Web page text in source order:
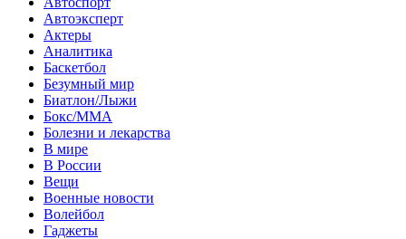
Автоэксперт
Актеры
Аналитика
Баскетбол
Безумный мир
Биатлон/Лыжи
Бокс/MMA
Болезни и лекарства
В мире
В России
Вещи
Военные новости
Волейбол
Гаджеты